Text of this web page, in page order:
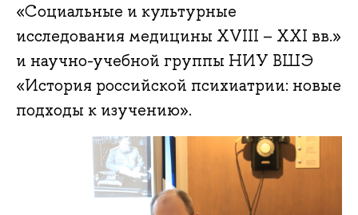
«Социальные и культурные
исследования медицины XVIII – XXI вв.»
и научно-учебной группы НИУ ВШЭ
«История российской психиатрии: новые
подходы к изучению».